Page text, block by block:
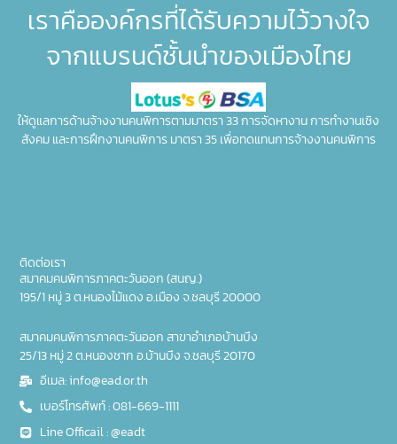
เราคือองค์กรที่ได้รับความไว้วางใจ
จากแบรนด์ชั้นนำของเมืองไทย
ให้ดูแลการด้านจ้างงานคนพิการตามมาตรา 33 การจัดหางาน การทำงานเชิง
สังคม และการฝึกงานคนพิการ มาตรา 35 เพื่อทดแทนการจ้างงานคนพิการ
ติดต่อเรา
สมาคมคนพิการภาคตะวันออก (สนญ.)
195/1 หมู่ 3 ต.หนองไม้แดง อ.เมือง จ.ชลบุรี 20000
สมาคมคนพิการภาคตะวันออก สาขาอำเภอบ้านบึง
25/13 หมู่ 2 ต.หนองชาก อ.บ้านบึง จ.ชลบุรี 20170
อีเมล: info@ead.or.th
เบอร์โทรศัพท์ : 081-669-1111
Line Officail : @eadt